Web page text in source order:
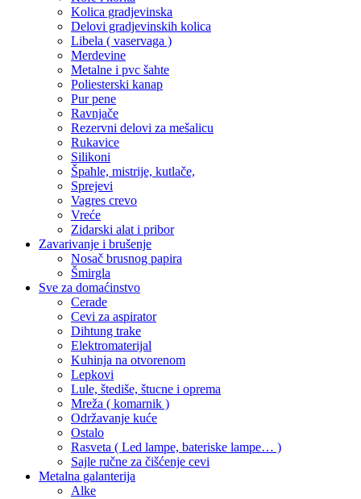
Kolica gradjevinska
Delovi gradjevinskih kolica
Libela ( vaservaga )
Merdevine
Metalne i pvc šahte
Poliesterski kanap
Pur pene
Ravnjače
Rezervni delovi za mešalicu
Rukavice
Silikoni
Špahle, mistrije, kutlače,
Sprejevi
Vagres crevo
Vreće
Zidarski alat i pribor
Zavarivanje i brušenje
Nosač brusnog papira
Šmirgla
Sve za domaćinstvo
Cerade
Cevi za aspirator
Dihtung trake
Elektromaterijal
Kuhinja na otvorenom
Lepkovi
Lule, štediše, štucne i oprema
Mreža ( komarnik )
Održavanje kuće
Ostalo
Rasveta ( Led lampe, bateriske lampe… )
Sajle ručne za čišćenje cevi
Metalna galanterija
Alke